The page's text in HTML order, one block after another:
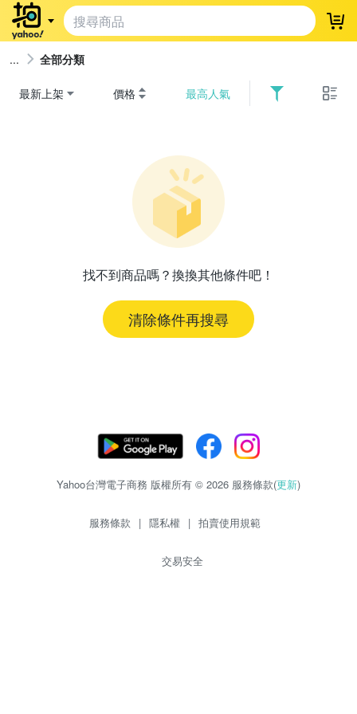
登
全部分類
最新上架 價格 最高人氣
找不到商品嗎？換換其他條件吧！
清除條件再搜尋
Yahoo台灣電子商務 版權所有 © 2026 服務條款(更新)
服務條款 | 隱私權 | 拍賣使用規範
交易安全